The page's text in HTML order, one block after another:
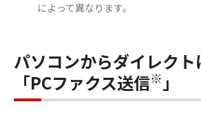
によって異なります。
パソコンからダイレクト
「PCファクス送信※」